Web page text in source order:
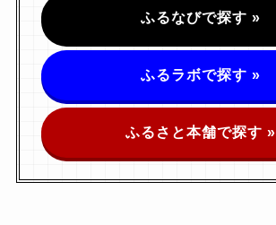
ふるなびで探す »
ふるラボで探す »
ふるさと本舗で探す »